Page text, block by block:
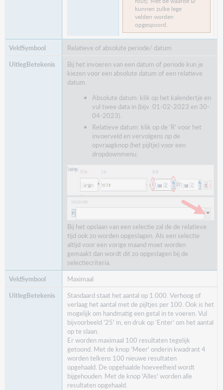
kunnen zulke lege
velden worden
opgespoord.
Relatieve of absolute periode/ datum
Bij het invoeren van een datum of periode kun je
kiezen voor een absolute datum of een relatieve
datum.
Absolute datum: klik op het kalendertje en
vul twee data in (bijv. 01-02-2023 en 30-
04-2023).
Relatieve datum: klik op de 'R' voor het
invoerveld en vervolgens op de
opvraagknop (het pijltje) voor een
dropdownmenu.
Bij het opslaan van een selectie zal de de relatieve
tijd ook zo worden opgeslagen. Als een selectie
altijd voor een vorige maand moet worden
gemaakt dan wordt dit zo opgeslagen bij de
selectiecriteria.
Maximaal
Standaard staat het aantal op 1.000. Verhoog of
verlaag het aantal met de pijltjes per 100. Ook is het
mogelijk om handmatig een getal in te voeren. Vul
bijvoorbeeld '25' in, en druk op ‘Enter’ om het aantal
op te slaan.
Er worden maximaal 100 resultaten tegelijk
getoond. Met de knop 'Meer' onderin kwadrant 4
worden telkens 100 nieuwe resultaten
opgehaald. De opgehaalde hoeveelheid wordt
bijgehouden. Met de knop 'Alles' worden alle
resultaten opgehaald.